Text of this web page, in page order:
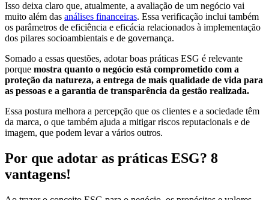
Isso deixa claro que, atualmente, a avaliação de um negócio vai
muito além das análises financeiras. Essa verificação inclui também
os parâmetros de eficiência e eficácia relacionados à implementação
dos pilares socioambientais e de governança.
Somado a essas questões, adotar boas práticas ESG é relevante
porque mostra quanto o negócio está comprometido com a
proteção da natureza, a entrega de mais qualidade de vida para
as pessoas e a garantia de transparência da gestão realizada.
Essa postura melhora a percepção que os clientes e a sociedade têm
da marca, o que também ajuda a mitigar riscos reputacionais e de
imagem, que podem levar a vários outros.
Por que adotar as práticas ESG? 8
vantagens!